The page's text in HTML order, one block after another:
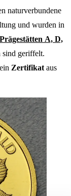
naturverbundene
und wurden in
Prägestätten A, D,
sind geriffelt.
Zertifikat aus